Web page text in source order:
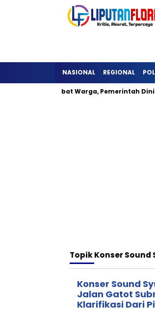
NASIONAL REGIONAL
Detukeli Hambat Warga, Pemerintah Dinilai
TopikKonser Sound
Konser Sound
Jalan Gatot
Klarifikasi Dari